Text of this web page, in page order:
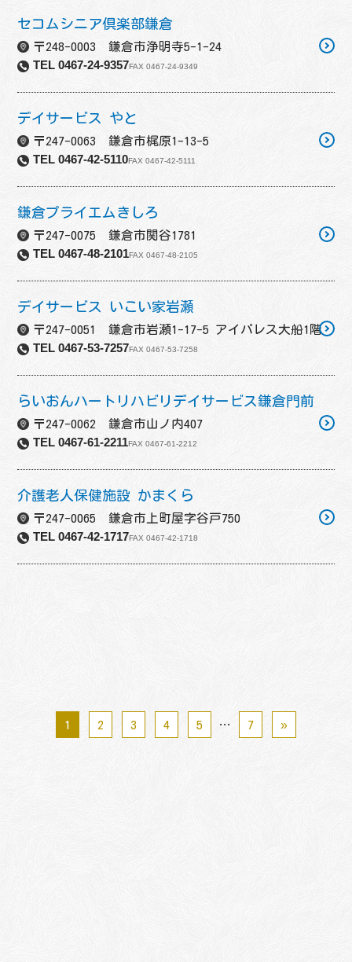
セコムシニア倶楽部鎌倉
〒248-0003 鎌倉市浄明寺5-1-24
TEL 0467-24-9357FAX 0467-24-9349
デイサービス やと
〒247-0063 鎌倉市梶原1-13-5
TEL 0467-42-5110FAX 0467-42-5111
鎌倉プライエムきしろ
〒247-0075 鎌倉市関谷1781
TEL 0467-48-2101FAX 0467-48-2105
デイサービス いこい家岩瀬
〒247-0051 鎌倉市岩瀬1-17-5 アイパレス大船1階
TEL 0467-53-7257FAX 0467-53-7258
らいおんハートリハビリデイサービス鎌倉門前
〒247-0062 鎌倉市山ノ内407
TEL 0467-61-2211FAX 0467-61-2212
介護老人保健施設 かまくら
〒247-0065 鎌倉市上町屋字谷戸750
TEL 0467-42-1717FAX 0467-42-1718
1 2 3 4 5 … 7 »